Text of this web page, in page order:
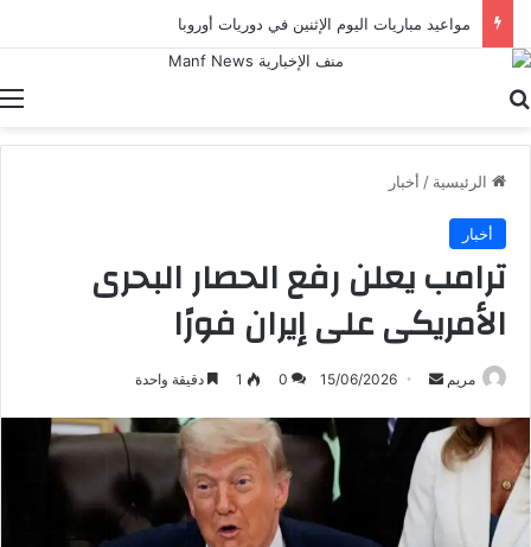
الرئيسية / أخبار
أخبار
ترامب يعلن رفع الحصار البحرى
الأمريكى على إيران فورًا
مريم
أرسل
إلكترونيا
15/06/2026
0
1 دقيقة واحدة